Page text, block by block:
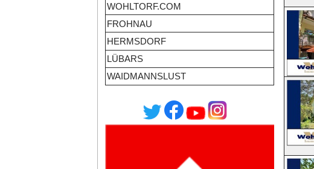
WOHLTORF.COM
FROHNAU
HERMSDORF
LÜBARS
WAIDMANNSLUST